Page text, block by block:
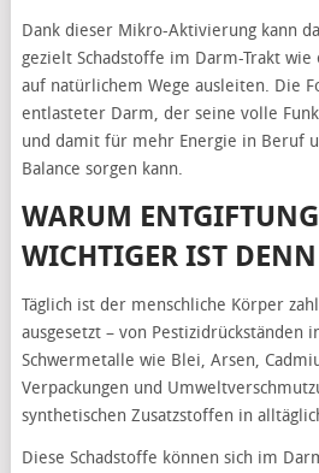
Dank dieser Mikro-Aktivierung kann
gezielt Schadstoffe im Darm-Trakt wie
auf natürlichem Wege ausleiten. Die
entlasteter Darm, der seine volle
und damit für mehr Energie in Beruf
Balance sorgen kann.
WARUM
WICHTIGER IST DENN
Täglich ist der menschliche Körper
ausgesetzt – von Pestizidrückständen
Schwermetalle wie Blei, Arsen,
Verpackungen und
synthetischen Zusatzstoffen in
Diese Schadstoffe können sich im